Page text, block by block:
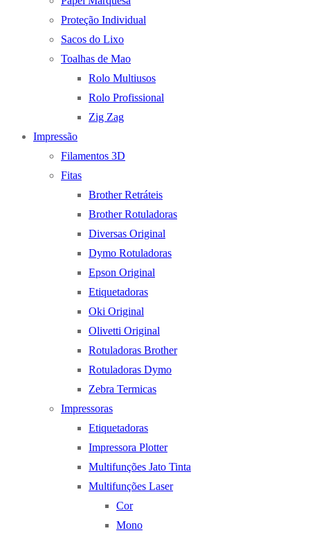
Proteção Individual
Sacos do Lixo
Toalhas de Mao
Rolo Multiusos
Rolo Profissional
Zig Zag
Impressão
Filamentos 3D
Fitas
Brother Retráteis
Brother Rotuladoras
Diversas Original
Dymo Rotuladoras
Epson Original
Etiquetadoras
Oki Original
Olivetti Original
Rotuladoras Brother
Rotuladoras Dymo
Zebra Termicas
Impressoras
Etiquetadoras
Impressora Plotter
Multifunções Jato Tinta
Multifunções Laser
Cor
Mono